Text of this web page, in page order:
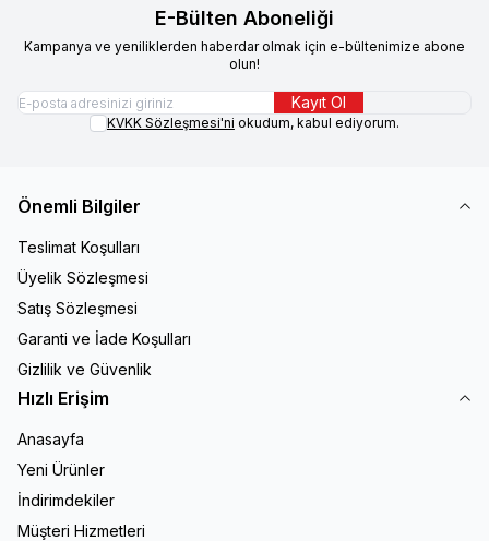
E-Bülten Aboneliği
Kampanya ve yeniliklerden haberdar olmak için e-bültenimize abone
olun!
Kayıt Ol
KVKK Sözleşmesi'ni okudum, kabul ediyorum.
Önemli Bilgiler
Teslimat Koşulları
Üyelik Sözleşmesi
Satış Sözleşmesi
Garanti ve İade Koşulları
Gizlilik ve Güvenlik
Hızlı Erişim
Anasayfa
Yeni Ürünler
İndirimdekiler
Müşteri Hizmetleri